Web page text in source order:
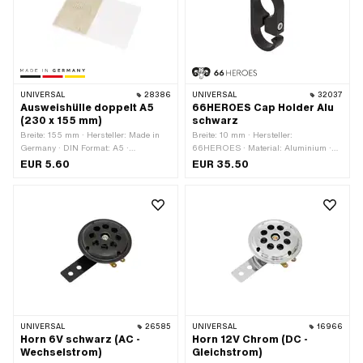
UNIVERSAL 28386
Ausweishülle doppelt A5
(230 x 155 mm)
Breite: 155 mm · Hersteller: Made in
Germany · DIN Format: A5 ·
Gesamtlänge: 230 mm
EUR 5.60
UNIVERSAL 32037
66HEROES Cap Holder Alu
schwarz
Breite: 10 mm · Hersteller:
66HEROES · Material: Aluminium ·
Oberfläche: eloxiert · Farbe: schwarz ·
EUR 35.50
UNIVERSAL 26585
Horn 6V schwarz (AC -
Wechselstrom)
UNIVERSAL 16966
Horn 12V Chrom (DC -
Gleichstrom)